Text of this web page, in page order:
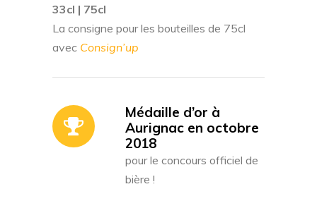
33cl | 75cl
La consigne pour les bouteilles de 75cl
avec Consign’up
Médaille d’or à
Aurignac en octobre
2018
pour le concours officiel de
bière !